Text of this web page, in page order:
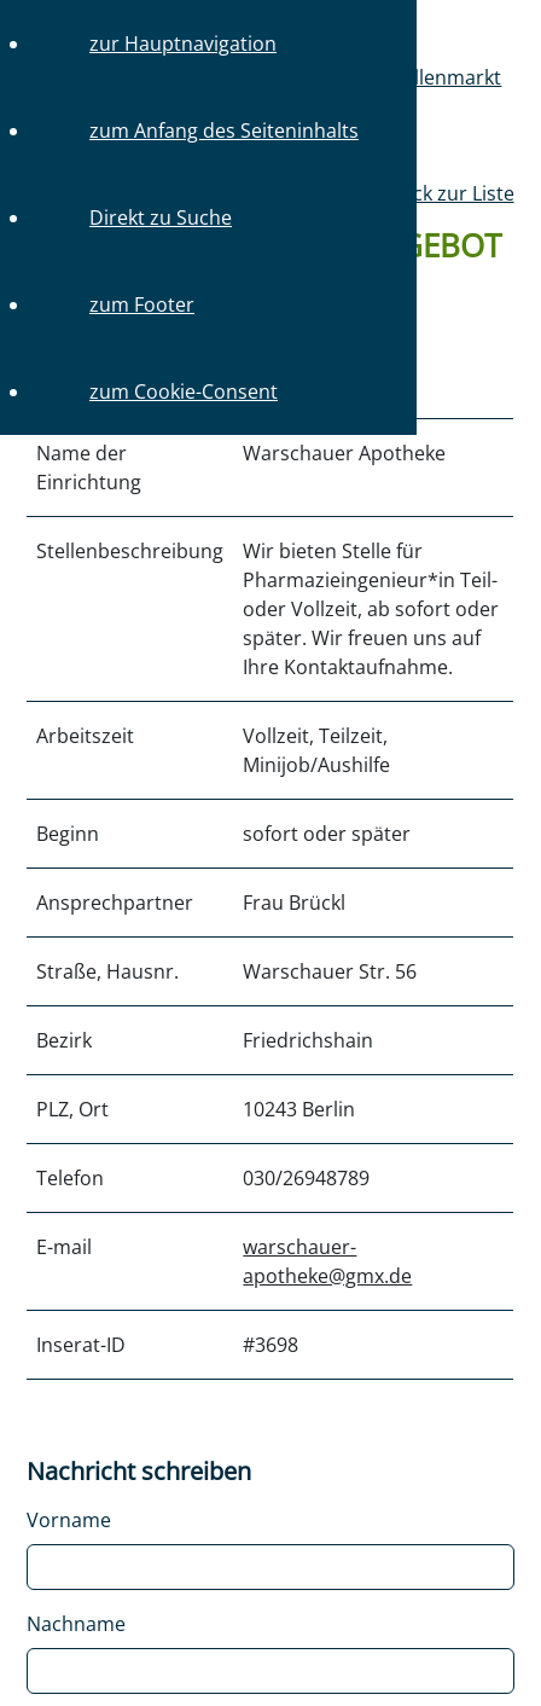
zur Hauptnavigation
zum Anfang des Seiteninhalts
Direkt zu Suche
zum Footer
zum Cookie-Consent
Stellenmarkt
Zurück zur Liste
DETAILS ZUM STELLENANGEBOT
Art der Einrichtung Apotheke
Name der
Einrichtung
Warschauer Apotheke
Stellenbeschreibung
Wir bieten Stelle für
Pharmazieingenieur*in Teil-
oder Vollzeit, ab sofort oder
später. Wir freuen uns auf
Ihre Kontaktaufnahme.
Arbeitszeit
Vollzeit, Teilzeit,
Minijob/Aushilfe
Beginn sofort oder später
Ansprechpartner Frau Brückl
Straße, Hausnr. Warschauer Str. 56
Bezirk Friedrichshain
PLZ, Ort 10243 Berlin
Telefon 030/26948789
E-mail
warschauer-
apotheke@gmx.de
Inserat-ID #3698
Nachricht schreiben
Vorname
Nachname